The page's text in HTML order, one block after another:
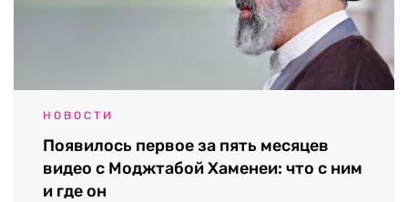
НОВОСТИ
Появилось первое за пять месяцев
видео с Моджтабой Хаменеи: что с ним
и где он